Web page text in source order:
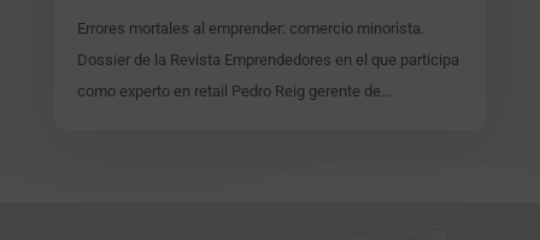
Errores mortales al emprender: comercio minorista.
Dossier de la Revista Emprendedores en el que participa
como experto en retail Pedro Reig gerente de...